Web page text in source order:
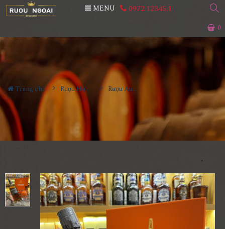
0
MENU 0972.12345.1
Trang chủ Rượu Hộp Quà Rượu Auchentoshan 18 Năm - Hộp Quà Tết 2022